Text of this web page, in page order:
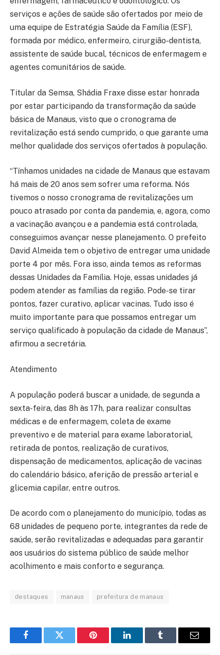
serviços e ações de saúde são ofertados por meio de
uma equipe de Estratégia Saúde da Família (ESF),
formada por médico, enfermeiro, cirurgião-dentista,
assistente de saúde bucal, técnicos de enfermagem e
agentes comunitários de saúde.
Titular da Semsa, Shádia Fraxe disse estar honrada
por estar participando da transformação da saúde
básica de Manaus, visto que o cronograma de
revitalização está sendo cumprido, o que garante uma
melhor qualidade dos serviços ofertados à população.
“Tínhamos unidades na cidade de Manaus que estavam
há mais de 20 anos sem sofrer uma reforma. Nós
tivemos o nosso cronograma de revitalizações um
pouco atrasado por conta da pandemia, e, agora, como
a vacinação avançou e a pandemia está controlada,
conseguimos avançar nesse planejamento. O prefeito
David Almeida tem o objetivo de entregar uma unidade
porte 4 por mês. Fora isso, ainda temos as reformas
dessas Unidades da Família. Hoje, essas unidades já
podem atender as famílias da região. Pode-se tirar
pontos, fazer curativo, aplicar vacinas. Tudo isso é
muito importante para que possamos entregar um
serviço qualificado à população da cidade de Manaus”,
afirmou a secretária.
Atendimento
A população poderá buscar a unidade, de segunda a
sexta-feira, das 8h às 17h, para realizar consultas
médicas e de enfermagem, coleta de exame
preventivo e de material para exame laboratorial,
retirada de pontos, realização de curativos,
dispensação de medicamentos, aplicação de vacinas
do calendário básico, aferição de pressão arterial e
glicemia capilar, entre outros.
De acordo com o planejamento do município, todas as
68 unidades de pequeno porte, integrantes da rede de
saúde, serão revitalizadas e adequadas para garantir
aos usuários do sistema público de saúde melhor
acolhimento e mais conforto e segurança.
destaques manaus prefeitura de manaus
FacebookTwitter Pinterest LinkedInTumblr Email